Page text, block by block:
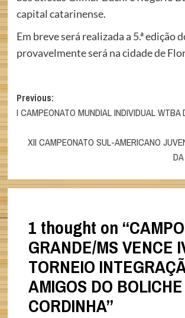
capital catarinense.
Em breve será realizada a 5.ª edição
provavelmente será na cidade de
Post
navigation
Previous:
I CAMPEONATO MUNDIAL INDIVIDUAL WTBA
XII CAMPEONATO SUL-AMERICANO
1 thought on “CAMPO
GRANDE/MS VENCE
TORNEIO
AMIGOS DO
CORDINHA”